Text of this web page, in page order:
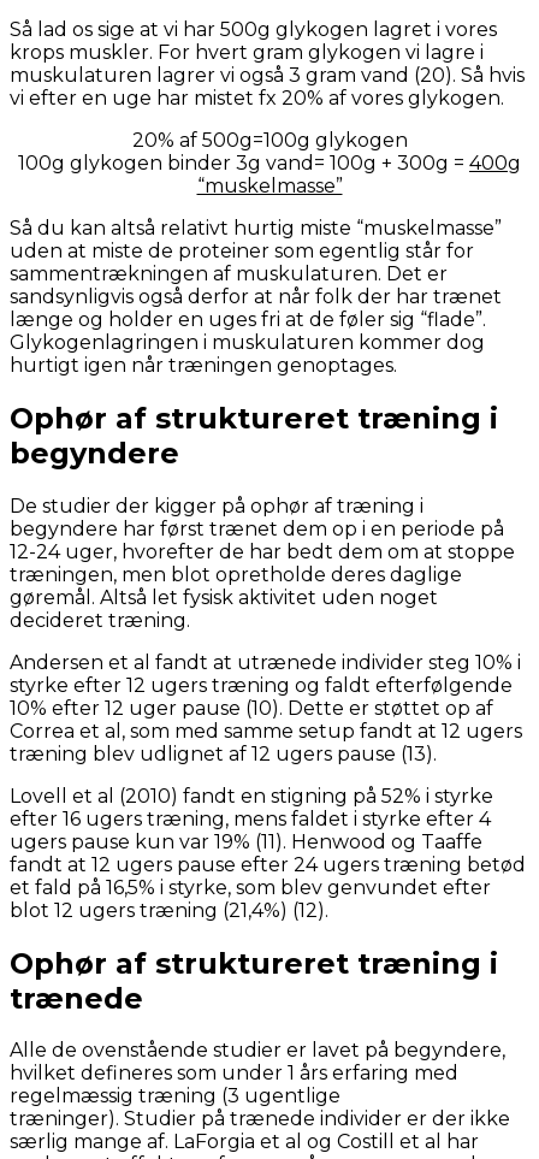
Så lad os sige at vi har 500g glykogen lagret i vores
krops muskler. For hvert gram glykogen vi lagre i
muskulaturen lagrer vi også 3 gram vand (20). Så hvis
vi efter en uge har mistet fx 20% af vores glykogen.
20% af 500g=100g glykogen
100g glykogen binder 3g vand= 100g + 300g = 400g
“muskelmasse”
Så du kan altså relativt hurtig miste “muskelmasse”
uden at miste de proteiner som egentlig står for
sammentrækningen af muskulaturen. Det er
sandsynligvis også derfor at når folk der har trænet
længe og holder en uges fri at de føler sig “flade”.
Glykogenlagringen i muskulaturen kommer dog
hurtigt igen når træningen genoptages.
Ophør af struktureret træning i
begyndere
De studier der kigger på ophør af træning i
begyndere har først trænet dem op i en periode på
12-24 uger, hvorefter de har bedt dem om at stoppe
træningen, men blot opretholde deres daglige
gøremål. Altså let fysisk aktivitet uden noget
decideret træning.
Andersen et al fandt at utrænede individer steg 10% i
styrke efter 12 ugers træning og faldt efterfølgende
10% efter 12 uger pause (10). Dette er støttet op af
Correa et al, som med samme setup fandt at 12 ugers
træning blev udlignet af 12 ugers pause (13).
Lovell et al (2010) fandt en stigning på 52% i styrke
efter 16 ugers træning, mens faldet i styrke efter 4
ugers pause kun var 19% (11). Henwood og Taaffe
fandt at 12 ugers pause efter 24 ugers træning betød
et fald på 16,5% i styrke, som blev genvundet efter
blot 12 ugers træning (21,4%) (12).
Ophør af struktureret træning i
trænede
Alle de ovenstående studier er lavet på begyndere,
hvilket defineres som under 1 års erfaring med
regelmæssig træning (3 ugentlige
træninger). Studier på trænede individer er der ikke
særlig mange af. LaForgia et al og Costill et al har